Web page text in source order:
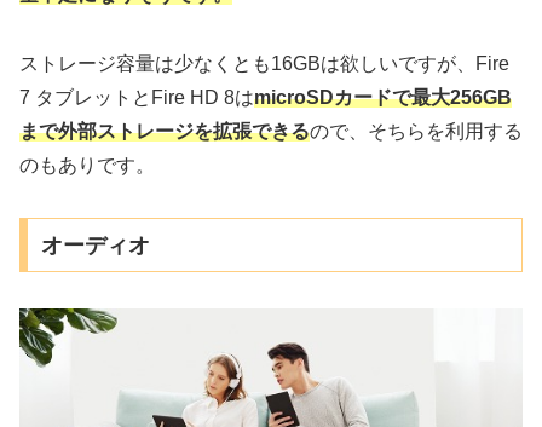
ストレージ容量は少なくとも16GBは欲しいですが、Fire
7 タブレットとFire HD 8はmicroSDカードで最大256GB
まで外部ストレージを拡張できるので、そちらを利用する
のもありです。
オーディオ